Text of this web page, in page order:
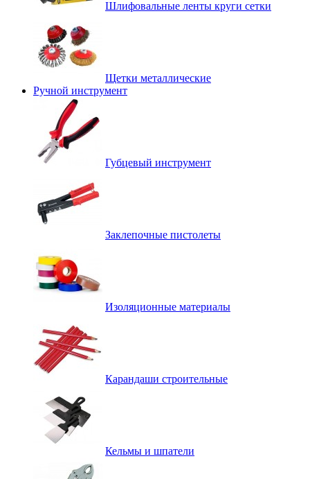
Шлифовальные ленты круги сетки
Щетки металлические
Ручной инструмент
Губцевый инструмент
Заклепочные пистолеты
Изоляционные материалы
Карандаши строительные
Кельмы и шпатели